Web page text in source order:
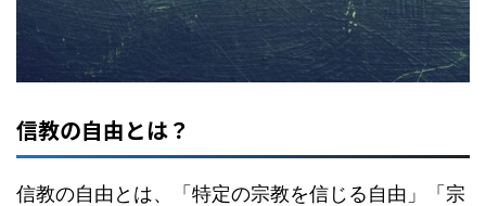
信教の自由とは？
信教の自由とは、「特定の宗教を信じる自由」「宗